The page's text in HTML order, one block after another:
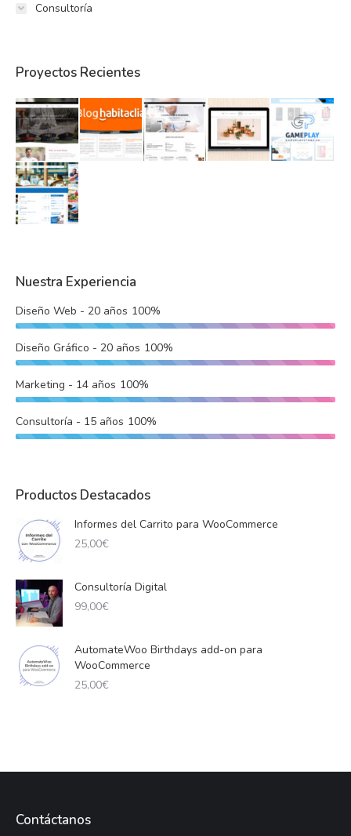
Consultoría
Proyectos Recientes
Nuestra Experiencia
Diseño Web - 20 años 100%
Diseño Gráfico - 20 años 100%
Marketing - 14 años 100%
Consultoría - 15 años 100%
Productos Destacados
Informes del Carrito para WooCommerce
25,00€
Consultoría Digital
99,00€
AutomateWoo Birthdays add-on para
WooCommerce
25,00€
Contáctanos